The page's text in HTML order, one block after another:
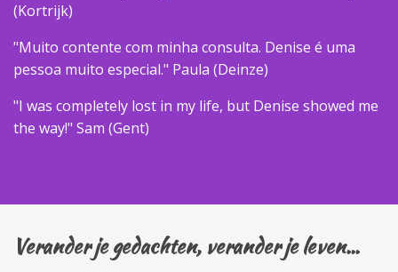
(Kortrijk)
"Muito contente com minha consulta. Denise é uma
pessoa muito especial." Paula (Deinze)
"I was completely lost in my life, but Denise showed me
the way!" Sam (Gent)
Verander je gedachten, verander je leven...